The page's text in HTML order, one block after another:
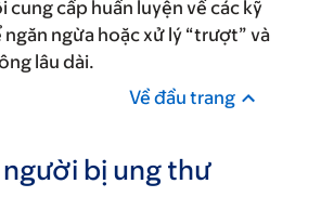
cung cấp huấn luyện về các kỹ
ngừa hoặc xử lý “trượt” và
lâu dài.
Về đầu trang
người bị ung thư